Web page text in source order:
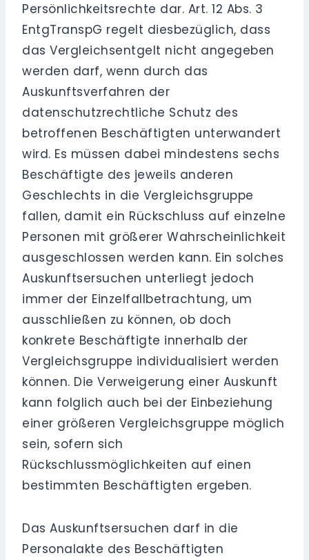
Persönlichkeitsrechte dar. Art. 12 Abs. 3
EntgTranspG regelt diesbezüglich, dass
das Vergleichsentgelt nicht angegeben
werden darf, wenn durch das
Auskunftsverfahren der
datenschutzrechtliche Schutz des
betroffenen Beschäftigten unterwandert
wird. Es müssen dabei mindestens sechs
Beschäftigte des jeweils anderen
Geschlechts in die Vergleichsgruppe
fallen, damit ein Rückschluss auf einzelne
Personen mit größerer Wahrscheinlichkeit
ausgeschlossen werden kann. Ein solches
Auskunftsersuchen unterliegt jedoch
immer der Einzelfallbetrachtung, um
ausschließen zu können, ob doch
konkrete Beschäftigte innerhalb der
Vergleichsgruppe individualisiert werden
können. Die Verweigerung einer Auskunft
kann folglich auch bei der Einbeziehung
einer größeren Vergleichsgruppe möglich
sein, sofern sich
Rückschlussmöglichkeiten auf einen
bestimmten Beschäftigten ergeben.
Das Auskunftsersuchen darf in die
Personalakte des Beschäftigten